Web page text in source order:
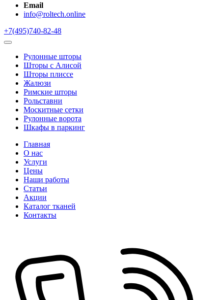
Email
info@roltech.online
+7(495)740-82-48
Рулонные шторы
Шторы с Алисой
Шторы плиссе
Жалюзи
Римские шторы
Рольставни
Москитные сетки
Рулонные ворота
Шкафы в паркинг
Главная
О нас
Услуги
Цены
Наши работы
Статьи
Акции
Каталог тканей
Контакты